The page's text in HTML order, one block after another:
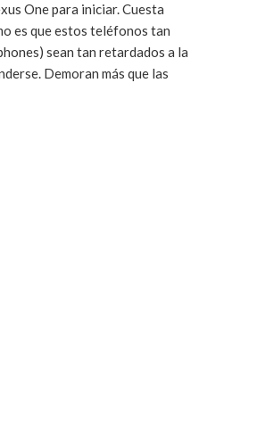
One para iniciar. Cuesta
es que estos teléfonos tan
sean tan retardados a la
más que las